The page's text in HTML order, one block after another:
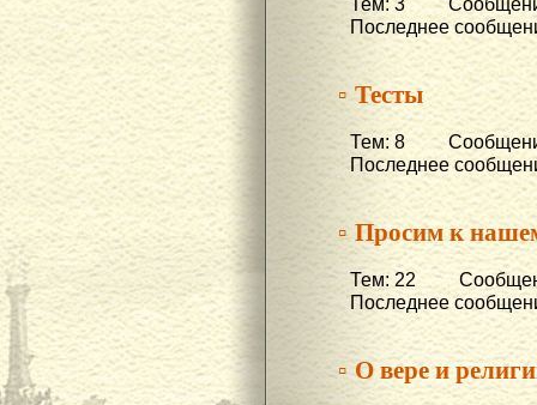
Последнее
▫ Тесты
Тем: 8
Последнее
▫ Просим к
Тем: 22
Последнее
▫ О вере и